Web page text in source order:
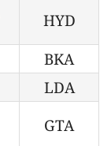
HYD
BKA
LDA
GTA